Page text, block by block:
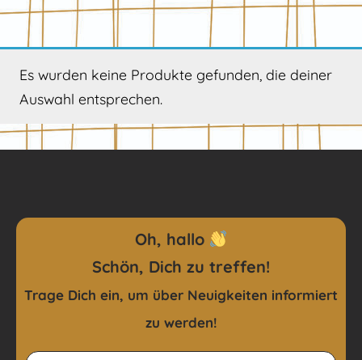
Es wurden keine Produkte gefunden, die deiner
Auswahl entsprechen.
Oh, hallo
Schön, Dich zu treffen!
Trage Dich ein, um über Neuigkeiten informiert
zu werden!